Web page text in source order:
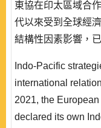
東協在印太區域合
代以來受到全球經
結構性因素影響，
濟協定，並於2020
級為戰略夥伴關係
濟協定以增強其「
Indo-Pacific
international
2021, the
declared its own